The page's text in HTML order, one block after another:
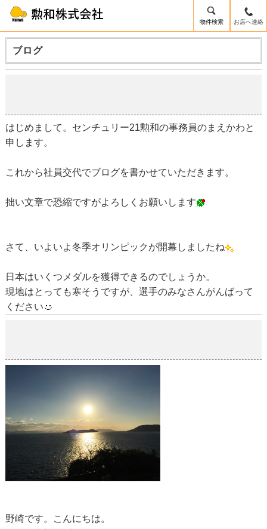
物件検索 お店へ連絡
ブログ
はじめまして。センチュリー21勲和の事務員のまえかわと
申します。
これから社員交代でブログを書かせていただきます。
拙い文章で恐縮ですがよろしくお願いします
さて、いよいよ冬季オリンピックが開幕しましたね
日本はいくつメダルを獲得できるのでしょうか。
現地はとっても寒そうですが、選手のみなさんがんばって
ください
野崎です。こんにちは。